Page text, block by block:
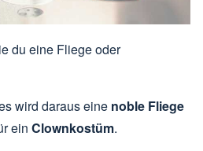
du eine Fliege oder
wird daraus eine noble Fliege
ein Clownkostüm.